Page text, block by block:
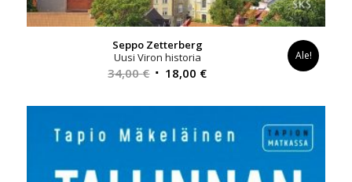
Seppo Zetterberg
Uusi Viron historia
34,00€ Alkuperäinen
oli:
34,00 €.
18,00 €Nykyinen
on:
18,00 €.
Ale!